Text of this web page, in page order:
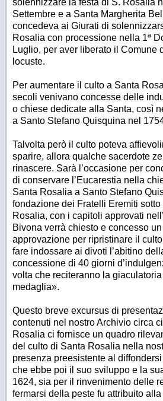
Settembre e a Santa Margherita
concedeva ai Giurati di
Rosalia con processione nella 1ª
Luglio, per aver liberato il Comune
locuste.
Per aumentare il culto a Santa
secoli venivano concesse delle
o chiese dedicate alla Santa, così
a Santo Stefano Quisquina nel
Talvolta però il culto poteva
sparire, allora qualche sacerdote
rinascere. Sarà l’occasione per
di conservare l’Eucarestia nella
Santa Rosalia a Santo Stefano
fondazione dei Fratelli Eremiti
Rosalia, con i capitoli approvati
Bivona verrà chiesto e concesso
approvazione per ripristinare il
fare indossare ai divoti l’abitino
concessione di 40 giorni
volta che reciteranno la
medaglia».
Questo breve excursus di
contenuti nel nostro Archivio circa
Rosalia ci fornisce un quadro
del culto di Santa Rosalia nella
presenza preesistente al
che ebbe poi il suo sviluppo e la
1624, sia per il rinvenimento delle
fermarsi della peste fu attribuito